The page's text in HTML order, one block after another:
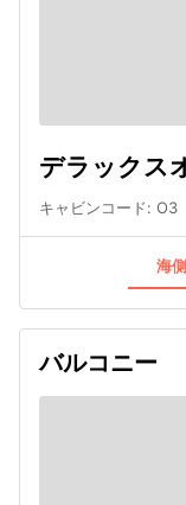
デラックス
キャビンコード: O3
海
バルコニー